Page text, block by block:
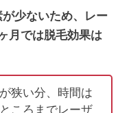
少ないため、レー
月では脱毛効果は
狭い分、時間は
ころまでレーザ